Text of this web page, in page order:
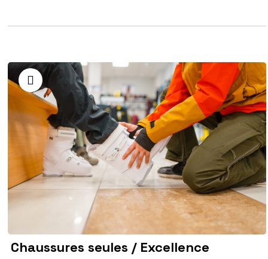
Chaussures seules / Excellence